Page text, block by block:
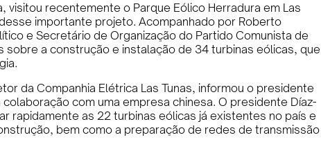
visitou recentemente o Parque Eólico Herradura em Las
importante projeto. Acompanhado por Roberto
e Secretário de Organização do Partido Comunista de
sobre a construção e instalação de 34 turbinas eólicas, que
da Companhia Elétrica Las Tunas, informou o presidente
com uma empresa chinesa. O presidente Díaz-
rapidamente as 22 turbinas eólicas já existentes no país e
bem como a preparação de redes de transmissão